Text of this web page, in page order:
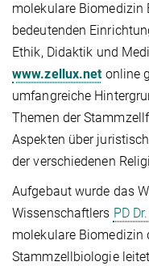
molekulare
bedeutenden
Ethik, Didaktik und
www.zellux.netonline
umfangreiche
Themen der
Aspekten über
der verschiedenen
Aufgebaut wurde das
Wissenschaftlers PD
molekulare Biomedizin
Stammzellbiologie